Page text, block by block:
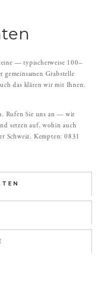
— typischerweise 100–
Grabstelle
das klären wir mit Ihnen.
Rufen Sie uns an — wir
setzen auf, wohin auch
Schweiz. Kempten: 0831